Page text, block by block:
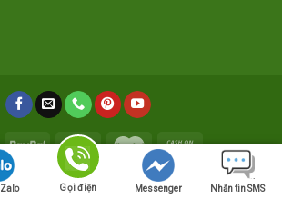
THIỆU SẢN PHẨM
DỰ ÁN ĐÃ THỰC HIỆN
DỤNG
BÁO GIÁ TIN TỨC LIÊN HỆ
Gọi điện Messenger Nhắn tin SMS